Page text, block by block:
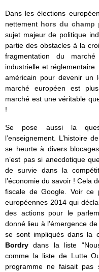
Dans les élections
nettement hors du champ
sujet majeur de politique
partie des obstacles à la
fragmentation du marché
industrielle et
américain pour devenir un
marché européen est
marché est une véritable
!
Se pose aussi la
l’enseignement. L’histoire
se heurte à divers
n’est pas si anecdotique
de survie dans la
l’économie du savoir ! Cela
fiscale de Google. Voir ce
européennes 2014 qui
des actions pour le
donné lieu à l’émergence
se sont impliqués dans la
Bordrydans la liste
comme la liste de Lutte
programme ne faisait pas